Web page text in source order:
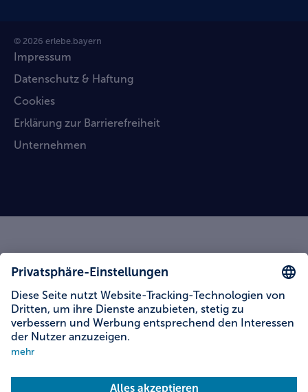
© 2026 erlebe.bayern
Impressum
Datenschutz & Haftung
Cookies
Erklärung zur Barrierefreiheit
Unternehmen